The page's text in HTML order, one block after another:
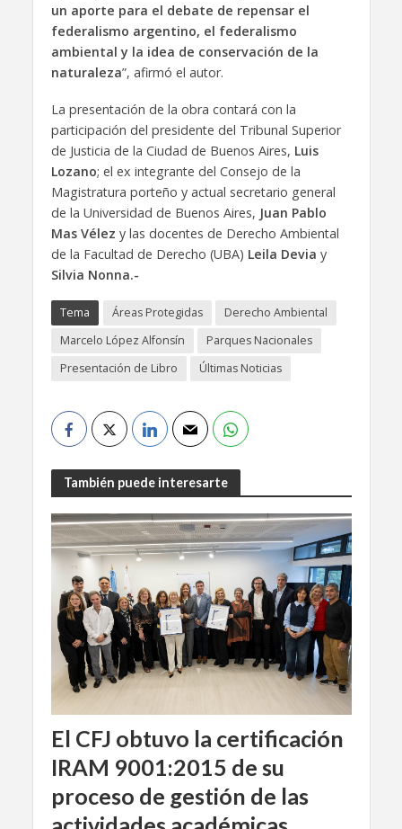
un aporte para el debate de repensar el
federalismo argentino, el federalismo
ambiental y la idea de conservación de la
naturaleza”, afirmó el autor.
La presentación de la obra contará con la
participación del presidente del Tribunal Superior
de Justicia de la Ciudad de Buenos Aires, Luis
Lozano; el ex integrante del Consejo de la
Magistratura porteño y actual secretario general
de la Universidad de Buenos Aires, Juan Pablo
Mas Vélez y las docentes de Derecho Ambiental
de la Facultad de Derecho (UBA) Leila Devia y
Silvia Nonna.-
Tema Áreas Protegidas
Derecho Ambiental
Marcelo López Alfonsín
Parques Nacionales
Presentación de Libro
Últimas Noticias
También puede interesarte
El CFJ obtuvo la certificación
IRAM 9001:2015 de su
proceso de gestión de las